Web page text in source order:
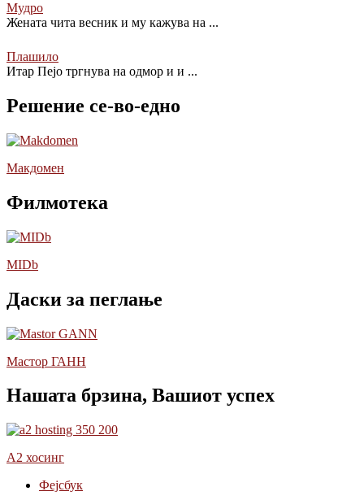
Мудро
Жената чита весник и му кажува на ...
Плашило
Итар Пејо тргнува на одмор и и ...
Решение се-во-едно
Макдомен
Филмотека
MIDb
Даски за пеглање
Мастор ГАНН
Нашата брзина, Вашиот успех
А2 хосинг
Фејсбук